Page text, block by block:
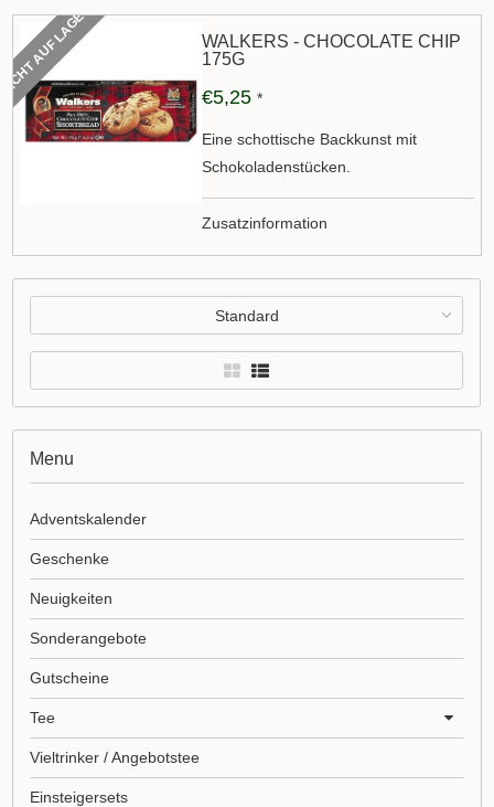
AUF LAGER
WALKERS - CHOCOLATE CHIP
175G
€5,25 *
Eine schottische Backkunst mit
Schokoladenstücken.
Zusatzinformation
Standard
Menu
Adventskalender
Geschenke
Neuigkeiten
Sonderangebote
Gutscheine
Tee
Vieltrinker / Angebotstee
Einsteigersets